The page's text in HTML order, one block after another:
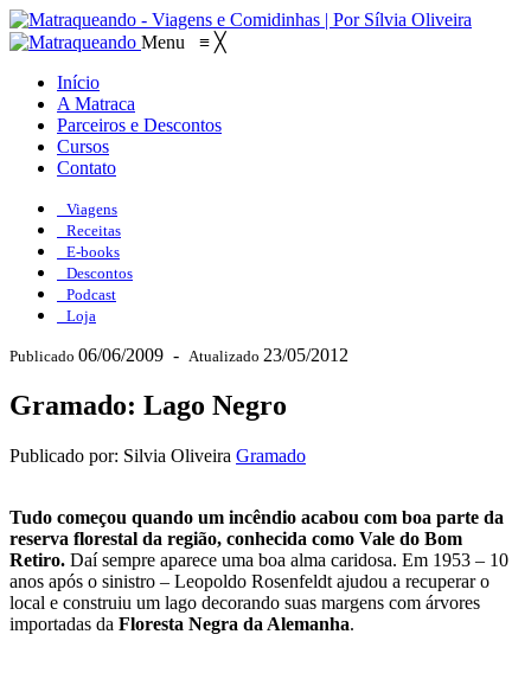
Menu ≡ ╳
Início
A Matraca
Parceiros e Descontos
Cursos
Contato
Viagens
Receitas
E-books
Descontos
Podcast
Loja
Publicado 06/06/2009 - Atualizado 23/05/2012
Gramado: Lago Negro
Publicado por: Silvia Oliveira Gramado
Tudo começou quando um incêndio acabou com boa parte da
reserva florestal da região, conhecida como Vale do Bom
Retiro. Daí sempre aparece uma boa alma caridosa. Em 1953 – 10
anos após o sinistro – Leopoldo Rosenfeldt ajudou a recuperar o
local e construiu um lago decorando suas margens com árvores
importadas da Floresta Negra da Alemanha.